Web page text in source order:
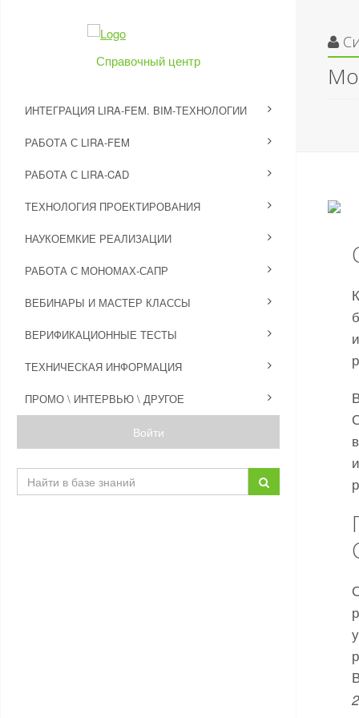
Справочный центр
ИНТЕГРАЦИЯ LIRA-FEM. BIM-ТЕХНОЛОГИИ
РАБОТА С LIRA-FEM
РАБОТА С LIRA-CAD
ТЕХНОЛОГИЯ ПРОЕКТИРОВАНИЯ
НАУКОЕМКИЕ РЕАЛИЗАЦИИ
РАБОТА С МОНОМАХ-САПР
ВЕБИНАРЫ И МАСТЕР КЛАССЫ
ВЕРИФИКАЦИОННЫЕ ТЕСТЫ
ТЕХНИЧЕСКАЯ ИНФОРМАЦИЯ
ПРОМО \ ИНТЕРВЬЮ \ ДРУГОЕ
Войти